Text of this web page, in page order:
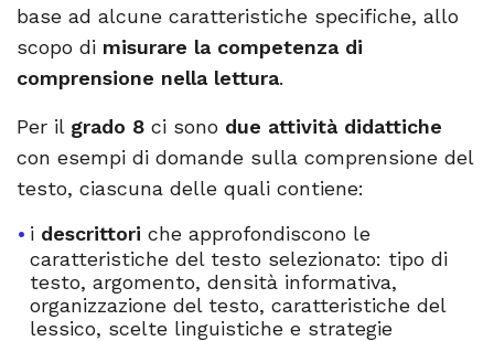
base ad alcune caratteristiche specifiche, allo
scopo di misurare la competenza di
comprensione nella lettura.
Per il grado 8 ci sono due attività didattiche
con esempi di domande sulla comprensione del
testo, ciascuna delle quali contiene:
i descrittori che approfondiscono le
caratteristiche del testo selezionato: tipo di
testo, argomento, densità informativa,
organizzazione del testo, caratteristiche del
lessico, scelte linguistiche e strategie